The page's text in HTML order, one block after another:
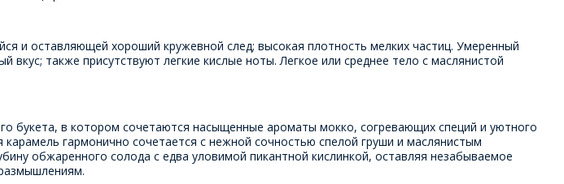
и оставляющей хороший кружевной след; высокая плотность мелких частиц. Умеренный
также присутствуют легкие кислые ноты. Легкое или среднее тело с маслянистой
букета, в котором сочетаются насыщенные ароматы мокко, согревающих специй и уютного
гармонично сочетается с нежной сочностью спелой груши и маслянистым
обжаренного солода с едва уловимой пикантной кислинкой, оставляя незабываемое